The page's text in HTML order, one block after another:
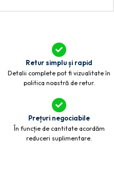
Retur simplu și rapid
Detalii complete pot fi vizualitate în
politica noastră de retur.
Prețuri negociabile
În funcție de cantitate acordăm
reduceri suplimentare.